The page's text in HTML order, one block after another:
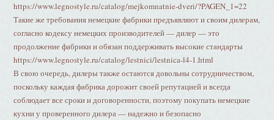
https://www.legnostyle.ru/catalog/mejkomnatnie-dveri/?PAGEN_1=22
Такие же требования немецкие фабрики предъявляют и своим дилерам,
согласно кодексу немецких производителей — дилер — это
продолжение фабрики и обязан поддерживать высокие стандарты
https://www.legnostyle.ru/catalog/lestnici/lestnica-l4-1.html
В свою очередь, дилеры также остаются довольны сотрудничеством,
поскольку каждая фабрика дорожит своей репутацией и всегда
соблюдает все сроки и договоренности, поэтому покупать немецкие
кухни у проверенного дилера — надежно и безопасно